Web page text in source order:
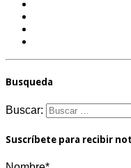
Busqueda
Buscar:
Suscríbete para recibir